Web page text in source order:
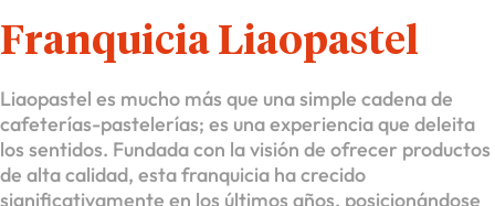
Franquicia Liaopastel
Liaopastel es mucho más que una simple cadena de
cafeterías-pastelerías; es una experiencia que deleita
los sentidos. Fundada con la visión de ofrecer productos
de alta calidad, esta franquicia ha crecido
significativamente en los últimos años, posicionándose